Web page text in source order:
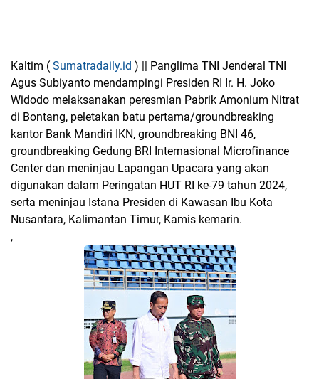
Kaltim ( Sumatradaily.id ) || Panglima TNI Jenderal TNI
Agus Subiyanto mendampingi Presiden RI Ir. H. Joko
Widodo melaksanakan peresmian Pabrik Amonium Nitrat
di Bontang, peletakan batu pertama/groundbreaking
kantor Bank Mandiri IKN, groundbreaking BNI 46,
groundbreaking Gedung BRI Internasional Microfinance
Center dan meninjau Lapangan Upacara yang akan
digunakan dalam Peringatan HUT RI ke-79 tahun 2024,
serta meninjau Istana Presiden di Kawasan Ibu Kota
Nusantara, Kalimantan Timur, Kamis kemarin.
,